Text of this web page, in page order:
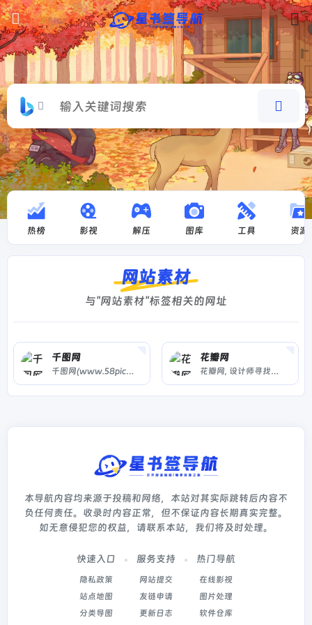
热榜 影视 解压 图库 工具 资源
网站素材
与"网站素材"标签相关的网址
千图网
千图网(www.58pic.com) 是专注正版商用图片设计素材下载的网站！提供矢量图素材、背景图片素材、矢量图库、psd素材、字体模板、设计素材、PPT模板、视频素材、插画绘画、平面设计模板、Excel模板素材以及网页模板、网站设计素材、网页图标的下载服务。
花瓣网
花瓣网, 设计师寻找灵感的天堂！图片素材领导者，帮你采集、发现网络上你喜欢的事物。你可以用它收集灵感,保存有用的素材,计划旅行,晒晒自己想要的东西
本导航内容均来源于投稿和网络，本站对其实际跳转后内容不
负任何责任。收录时内容正常，但不保证内容长期真实完整。
如无意侵犯您的权益，请联系本站，我们将及时处理。
快速入口
隐私政策
站点地图
分类导图
服务支持
网站提交
友链申请
更新日志
热门导航
在线影视
图片处理
软件仓库